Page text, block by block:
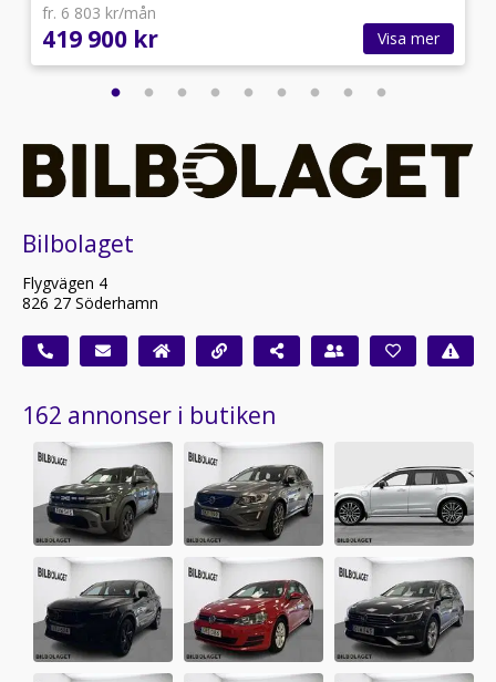
fr. 6 803 kr/mån
419 900 kr Visa mer
Bilbolaget
Flygvägen 4
826 27 Söderhamn
162 annonser i butiken